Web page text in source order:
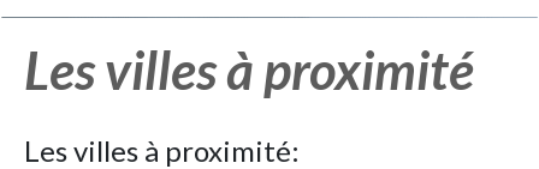
Les villes à proximité
Les villes à proximité: